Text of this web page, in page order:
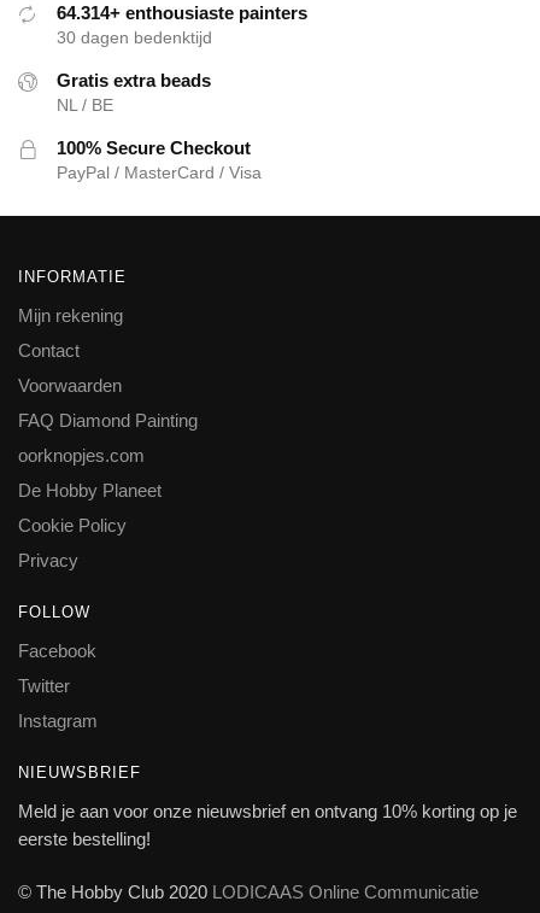
64.314+ enthousiaste painters
30 dagen bedenktijd
Gratis extra beads
NL / BE
100% Secure Checkout
PayPal / MasterCard / Visa
INFORMATIE
Mijn rekening
Contact
Voorwaarden
FAQ Diamond Painting
oorknopjes.com
De Hobby Planeet
Cookie Policy
Privacy
FOLLOW
Facebook
Twitter
Instagram
NIEUWSBRIEF
Meld je aan voor onze nieuwsbrief en ontvang 10% korting op je
eerste bestelling!
© The Hobby Club 2020 LODICAAS Online Communicatie